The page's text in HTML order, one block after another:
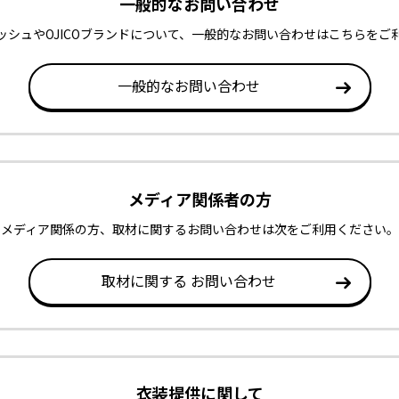
シュやOJICOブランドについて、一般的なお問い合わせはこちらをご
一般的なお問い合わせ
メディア関係者の方
メディア関係の方、取材に関するお問い合わせは次をご利用ください。
取材に関する お問い合わせ
衣装提供に関して